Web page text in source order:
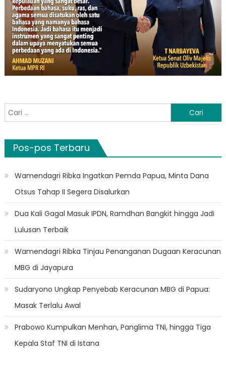
Cari
untuk:
Pos-pos Terbaru
Wamendagri Ribka Ingatkan Pemda Papua, Minta Dana
Otsus Tahap II Segera Disalurkan
Dua Kali Gagal Masuk IPDN, Ramdhan Bangkit hingga Jadi
Lulusan Terbaik
Wamendagri Ribka Tinjau Penanganan Dugaan Keracunan
MBG di Jayapura
Sudaryono Ungkap Penyebab Keracunan MBG di Papua:
Masak Terlalu Awal
Prabowo Kumpulkan Menhan, Panglima TNI, hingga Tiga
Kepala Staf TNI di Istana